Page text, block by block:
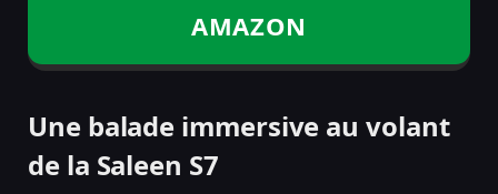
AMAZON
Une balade immersive au volant
de la Saleen S7